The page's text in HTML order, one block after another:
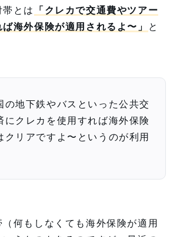
とは 「クレカで交通費やツアー
海外保険が適用されるよ〜」 と
の地下鉄やバスといった公共交
にクレカを使用すれば海外保険
クリアですよ〜というのが利用
何もしなくても海外保険が適用